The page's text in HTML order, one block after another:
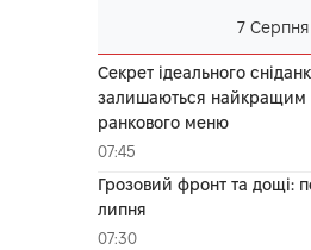
7
Секрет ідеального
залишаються найкращим
ранкового меню
07:45
Грозовий фронт та дощі:
липня
07:30